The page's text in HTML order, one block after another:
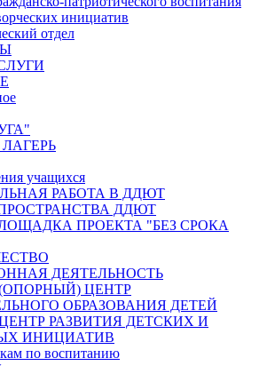
инициатив
отдел
учащихся
РАБОТА В ДДЮТ
ДДЮТ
ПРОЕКТА "БЕЗ СРОКА
ДЕЯТЕЛЬНОСТЬ
ЦЕНТР
ОБРАЗОВАНИЯ ДЕТЕЙ
РАЗВИТИЯ ДЕТСКИХ И
ИНИЦИАТИВ
по воспитанию